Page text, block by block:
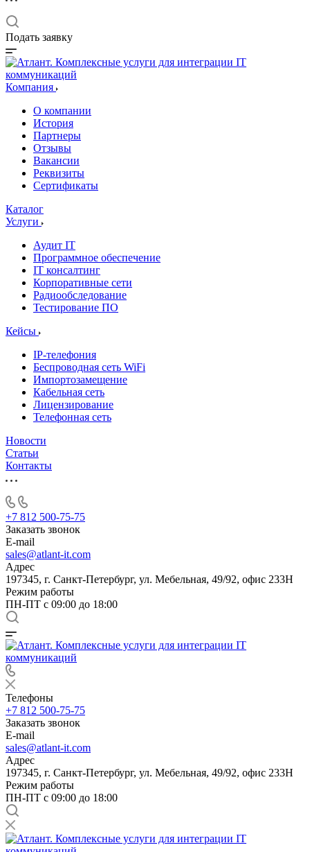
Подать заявку
Компания
О компании
История
Партнеры
Отзывы
Вакансии
Реквизиты
Сертификаты
Каталог
Услуги
Аудит IT
Программное обеспечение
IT консалтинг
Корпоративные сети
Радиообследование
Тестирование ПО
Кейсы
IP-телефония
Беспроводная сеть WiFi
Импортозамещение
Кабельная сеть
Лицензирование
Телефонная сеть
Новости
Статьи
Контакты
+7 812 500-75-75
Заказать звонок
E-mail
sales@atlant-it.com
Адрес
197345, г. Санкт-Петербург, ул. Мебельная, 49/92, офис 233Н
Режим работы
ПН-ПТ с 09:00 до 18:00
Телефоны
+7 812 500-75-75
Заказать звонок
E-mail
sales@atlant-it.com
Адрес
197345, г. Санкт-Петербург, ул. Мебельная, 49/92, офис 233Н
Режим работы
ПН-ПТ с 09:00 до 18:00